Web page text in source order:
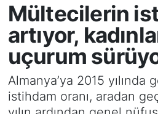
Mültecilerin
artıyor,
uçurum
Almanya’ya 2015
istihdam oranı, aradan
HAMBURG
SPOR
DEUTSCH
EKONOMİ
Puan Durumu ve
Tüm Manşetler
Son Dakika Haberleri
Haber Arşivi